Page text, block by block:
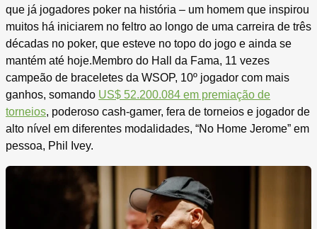
que já jogadores poker na história – um homem que inspirou
muitos há iniciarem no feltro ao longo de uma carreira de três
décadas no poker, que esteve no topo do jogo e ainda se
mantém até hoje.Membro do Hall da Fama, 11 vezes
campeão de braceletes da WSOP, 10º jogador com mais
ganhos, somando US$ 52.200.084 em premiação de
torneios, poderoso cash-gamer, fera de torneios e jogador de
alto nível em diferentes modalidades, “No Home Jerome” em
pessoa, Phil Ivey.